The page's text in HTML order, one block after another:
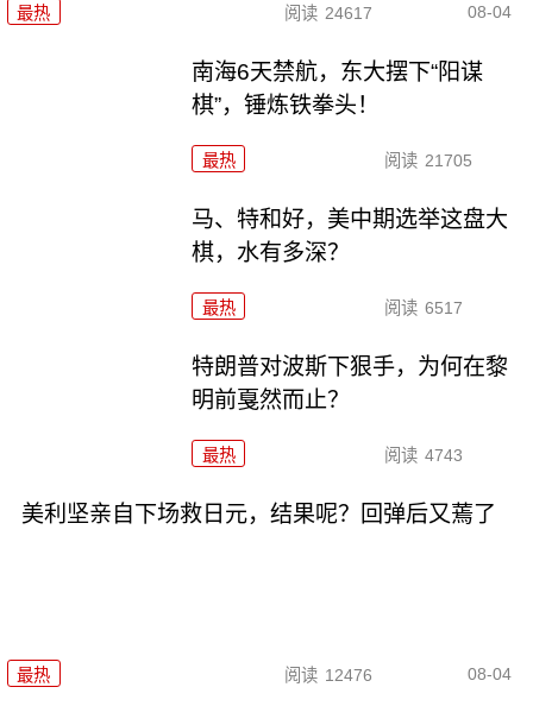
最热 阅读 24617 08-04
南海6天禁航，东大摆下“阳谋
棋”，锤炼铁拳头！
最热 阅读 21705
马、特和好，美中期选举这盘大
棋，水有多深？
最热 阅读 6517
特朗普对波斯下狠手，为何在黎
明前戛然而止？
最热 阅读 4743
美利坚亲自下场救日元，结果呢？回弹后又蔫了
最热 阅读 12476 08-04